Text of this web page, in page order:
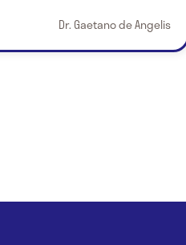
Dr. Gaetano de Angelis